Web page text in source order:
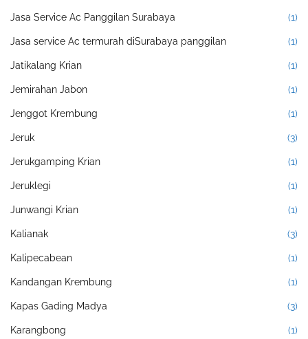
Jasa Service Ac Panggilan Surabaya (1)
Jasa service Ac termurah diSurabaya panggilan (1)
Jatikalang Krian (1)
Jemirahan Jabon (1)
Jenggot Krembung (1)
Jeruk (3)
Jerukgamping Krian (1)
Jeruklegi (1)
Junwangi Krian (1)
Kalianak (3)
Kalipecabean (1)
Kandangan Krembung (1)
Kapas Gading Madya (3)
Karangbong (1)